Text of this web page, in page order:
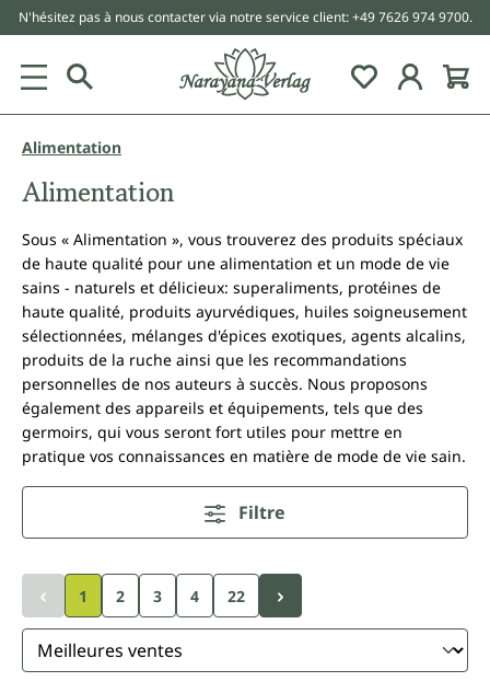
principal
N'hésitez pas à nous contacter via notre service client: +49 7626 974 9700.
Alimentation
Alimentation
Sous « Alimentation », vous trouverez des produits spéciaux
de haute qualité pour une alimentation et un mode de vie
sains - naturels et délicieux: superaliments, protéines de
haute qualité, produits ayurvédiques, huiles soigneusement
sélectionnées, mélanges d'épices exotiques, agents alcalins,
produits de la ruche ainsi que les recommandations
personnelles de nos auteurs à succès. Nous proposons
également des appareils et équipements, tels que des
germoirs, qui vous seront fort utiles pour mettre en
pratique vos connaissances en matière de mode de vie sain.
Filtre
1 Page
2 Page
3 Page
4 22